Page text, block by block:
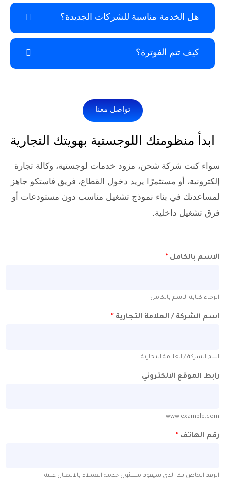
مناسبة للشركات الجديدة؟
الفوترة؟
اللوجستية بهويتك التجارية
شحن، مزود خدمات لوجستية، وكالة تجارة
مستثمرًا يريد دخول القطاع، فريق فاستكو جاهز
نموذج تشغيل مناسب دون مستودعات أو
*
بالكامل
التجارية*
التجارية
سيقوم مسئول خدمة العملاء بالاتصال عليه